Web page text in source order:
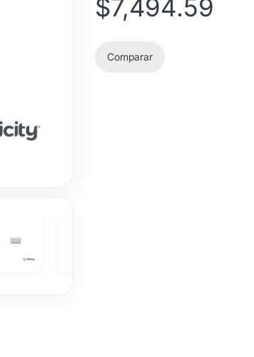
$7,494.59
Comparar